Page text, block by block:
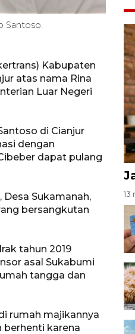
Santoso.
Kabupaten
atas nama Rina
Luar Negeri
di Cianjur
dengan
dapat pulang
Sukamanah,
bersangkutan
tahun 2019
asal Sukabumi
tangga dan
rumah majikannya
berhenti karena
13